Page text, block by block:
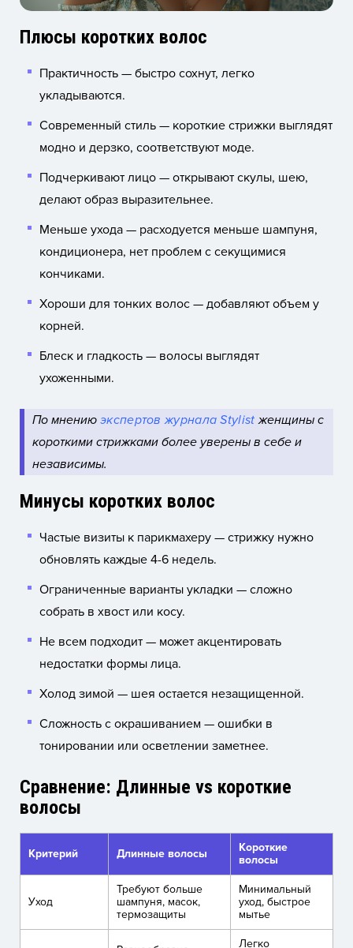
Плюсы коротких волос
Практичность — быстро сохнут, легко
укладываются.
Современный стиль — короткие стрижки выглядят
модно и дерзко, соответствуют моде.
Подчеркивают лицо — открывают скулы, шею,
делают образ выразительнее.
Меньше ухода — расходуется меньше шампуня,
кондиционера, нет проблем с секущимися
кончиками.
Хороши для тонких волос — добавляют объем у
корней.
Блеск и гладкость — волосы выглядят
ухоженными.
По мнению экспертов журнала Stylist женщины с
короткими стрижками более уверены в себе и
независимы.
Минусы коротких волос
Частые визиты к парикмахеру — стрижку нужно
обновлять каждые 4-6 недель.
Ограниченные варианты укладки — сложно
собрать в хвост или косу.
Не всем подходит — может акцентировать
недостатки формы лица.
Холод зимой — шея остается незащищенной.
Сложность с окрашиванием — ошибки в
тонировании или осветлении заметнее.
Сравнение: Длинные vs короткие
волосы
Критерий Длинные волосы
Короткие
волосы
Уход
Требуют больше
шампуня, масок,
термозащиты
Минимальный
уход, быстрое
мытье
Легко